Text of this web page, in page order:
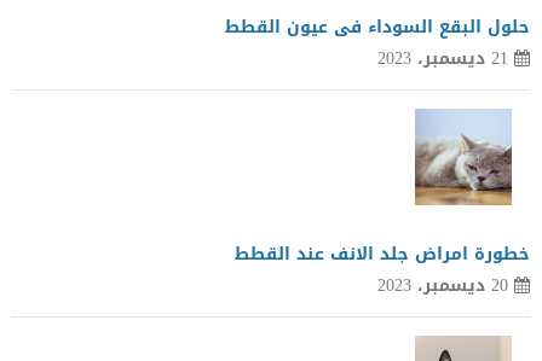
حلول البقع السوداء فى عيون القطط
21 ديسمبر، 2023
خطورة امراض جلد الانف عند القطط
20 ديسمبر، 2023